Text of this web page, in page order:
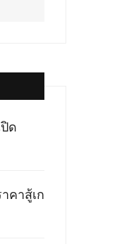
ด
ราคาสู้เก